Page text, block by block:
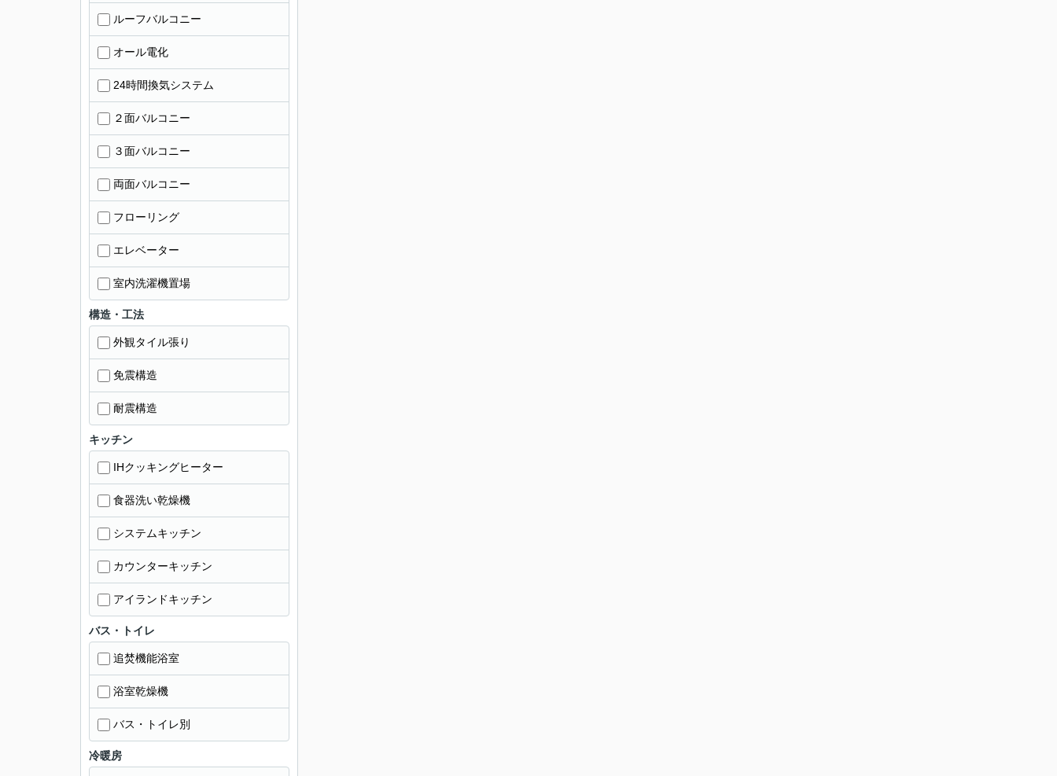
ルーフバルコニー
オール電化
24時間換気システム
２面バルコニー
３面バルコニー
両面バルコニー
フローリング
エレベーター
室内洗濯機置場
構造・工法
外観タイル張り
免震構造
耐震構造
キッチン
IHクッキングヒーター
食器洗い乾燥機
システムキッチン
カウンターキッチン
アイランドキッチン
バス・トイレ
追焚機能浴室
浴室乾燥機
バス・トイレ別
冷暖房